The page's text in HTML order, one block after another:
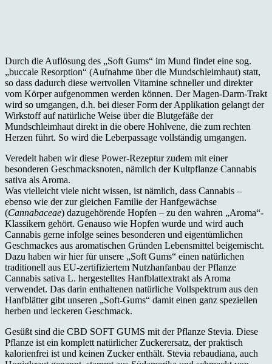
Durch die Auflösung des „Soft Gums“ im Mund findet eine sog.
„buccale Resorption“ (Aufnahme über die Mundschleimhaut) statt,
so dass dadurch diese wertvollen Vitamine schneller und direkter
vom Körper aufgenommen werden können. Der Magen-Darm-Trakt
wird so umgangen, d.h. bei dieser Form der Applikation gelangt der
Wirkstoff auf natürliche Weise über die Blutgefäße der
Mundschleimhaut direkt in die obere Hohlvene, die zum rechten
Herzen führt. So wird die Leberpassage vollständig umgangen.
Veredelt haben wir diese Power-Rezeptur zudem mit einer
besonderen Geschmacksnoten, nämlich der Kultpflanze Cannabis
sativa als Aroma.
Was vielleicht viele nicht wissen, ist nämlich, dass Cannabis –
ebenso wie der zur gleichen Familie der Hanfgewächse
(Cannabaceae) dazugehörende Hopfen – zu den wahren „Aroma“-
Klassikern gehört. Genauso wie Hopfen wurde und wird auch
Cannabis gerne infolge seines besonderen und eigentümlichen
Geschmackes aus aromatischen Gründen Lebensmittel beigemischt.
Dazu haben wir hier für unsere „Soft Gums“ einen natürlichen
traditionell aus EU-zertifiziertem Nutzhanfanbau der Pflanze
Cannabis sativa L. hergestelltes Hanfblattextrakt als Aroma
verwendet. Das darin enthaltenen natürliche Vollspektrum aus den
Hanfblätter gibt unseren „Soft-Gums“ damit einen ganz speziellen
herben und leckeren Geschmack.
Gesüßt sind die CBD SOFT GUMS mit der Pflanze Stevia. Diese
Pflanze ist ein komplett natürlicher Zuckerersatz, der praktisch
kalorienfrei ist und keinen Zucker enthält. Stevia rebaudiana, auch